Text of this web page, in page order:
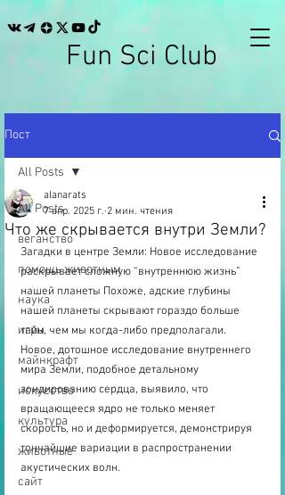
Fun Sci Club
Пост
All Posts
веганство
помощь животным
наука
игры
майнкрафт
искусство
культура
животные
сайт
All Posts
Что же скрывается внутри Земли?
alanarats
7 апр. 2025 г. 2 мин. чтения
Загадки в центре Земли: Новое исследование
раскрывает сложную “внутреннюю жизнь”
нашей планеты Похоже, адские глубины
нашей планеты скрывают гораздо больше
тайн, чем мы когда-либо предполагали.
Новое, дотошное исследование внутреннего
мира Земли, подобное детальному
зондированию сердца, выявило, что
вращающееся ядро не только меняет
скорость, но и деформируется, демонстрируя
тончайшие вариации в распространении
акустических волн.